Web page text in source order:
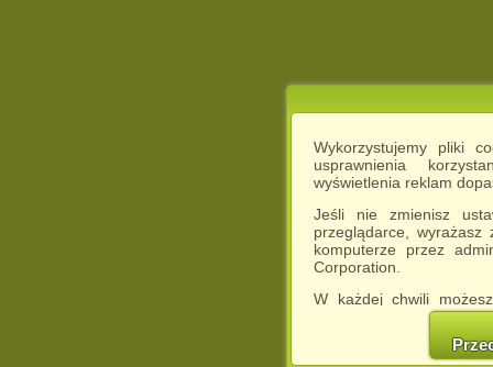
Wykorzystujemy pliki
usprawnienia
wyświetlenia reklam
Jeśli nie zmienisz
przeglądarce,
komputerze przez
Corporation.
W każdej chwili
cookies w swojej
w naszej
http://chomikuj.pl/